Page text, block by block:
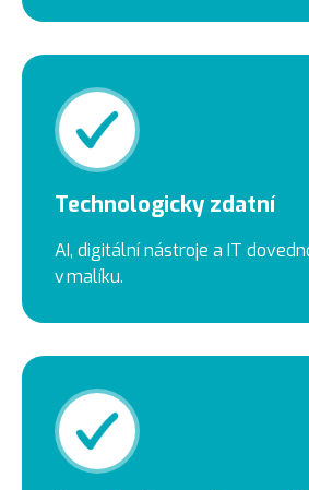
Technologicky zdatní
AI, digitální nástroje a IT
v malíku.